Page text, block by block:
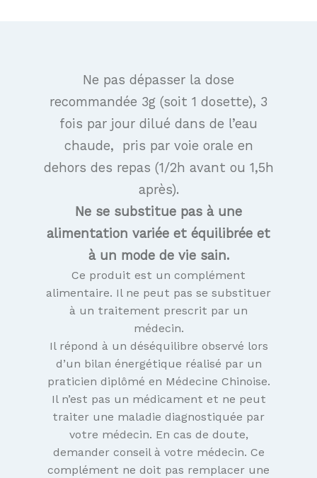
Ne pas dépasser la dose
recommandée 3g (soit 1 dosette), 3
fois par jour dilué dans de l’eau
chaude, pris par voie orale en
dehors des repas (1/2h avant ou 1,5h
après).
Ne se substitue pas à une
alimentation variée et équilibrée et
à un mode de vie sain.
Ce produit est un complément
alimentaire. Il ne peut pas se substituer
à un traitement prescrit par un
médecin.
Il répond à un déséquilibre observé lors
d’un bilan énergétique réalisé par un
praticien diplômé en Médecine Chinoise.
Il n’est pas un médicament et ne peut
traiter une maladie diagnostiquée par
votre médecin. En cas de doute,
demander conseil à votre médecin. Ce
complément ne doit pas remplacer une